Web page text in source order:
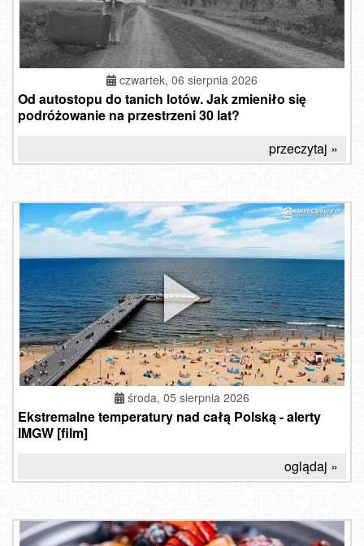
czwartek, 06 sierpnia 2026
Od autostopu do tanich lotów. Jak zmieniło się
podróżowanie na przestrzeni 30 lat?
przeczytaj »
środa, 05 sierpnia 2026
Ekstremalne temperatury nad całą Polską - alerty
IMGW [film]
oglądaj »